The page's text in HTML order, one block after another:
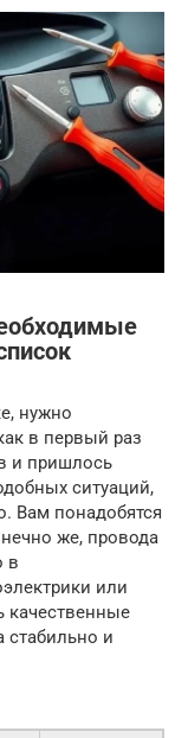
нужно
в первый раз
и пришлось
ситуаций,
Вам понадобятся
же, провода
в
или
качественные
стабильно и